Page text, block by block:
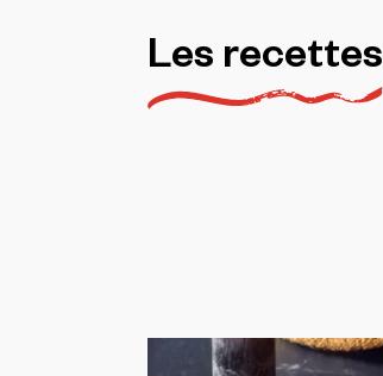
Les recettes